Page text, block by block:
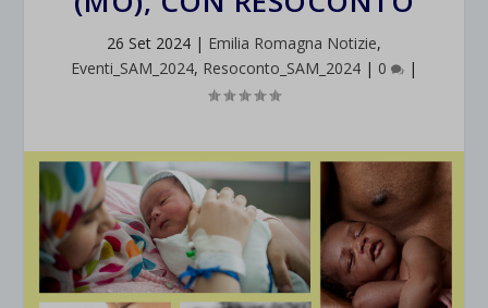
26 Set 2024 | Emilia Romagna Notizie,
Eventi_SAM_2024, Resoconto_SAM_2024 | 0 |